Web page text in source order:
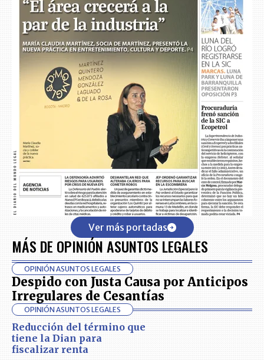
Ver más portadas
MÁS DE OPINIÓN ASUNTOS LEGALES
OPINIÓN ASUNTOS LEGALES
Despido con Justa Causa por Anticipos
Irregulares de Cesantías
OPINIÓN ASUNTOS LEGALES
Reducción del término que
tiene la Dian para
fiscalizar renta